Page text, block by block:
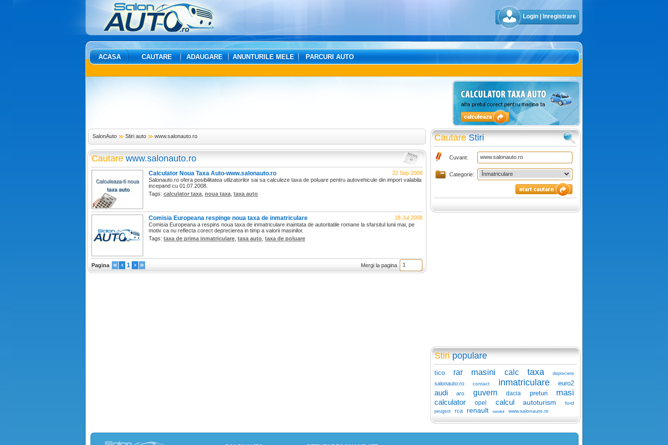
Login Inregistrare
ACASA CAUTARE ADAUGARE ANUNTURILE MELE PARCURI AUTO
SalonAuto Stiri auto www.salonauto.ro
Cautare www.salonauto.ro
22 Sep 2008
Calculator Noua Taxa Auto-www.salonauto.ro
Salonauto.ro ofera posibilitatea utlizatorilor sai sa calculeze taxa de poluare pentru autovehicule din import valabila
incepand cu 01.07.2008.
Tags: calculator taxa noua taxa taxa auto
18 Jul 2008
Comisia Europeana respinge noua taxa de inmatriculare
Comisia Europeana a respins noua taxa de inmatriculare inaintata de autoritatile romane la sfarsitul lunii mai, pe
motiv ca nu reflecta corect deprecierea in timp a valorii masinilor.
Tags: taxa de prima inmatriculare taxa auto taxa de poluare
Pagina 1 Mergi la pagina
CautareStiri
Cuvant:
Categorie:
Stiripopulare
tico rar masini calc taxa depreciere
salonauto.ro contact inmatriculare euro2
audi aro guvern dacia preturi masi
calculator opel calcul autoturism ford
peugeot rca renault senatul www.salonauto.ro